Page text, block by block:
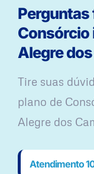
Consórcio
Alegre dos
Tire suas
plano ​de
Alegre dos
Atendimento